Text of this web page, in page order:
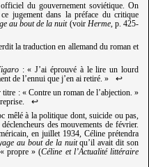
du gouvernement soviétique. On
jugement dans la préface du critique
au bout de la nuit(voir Herme, p. 425-
la traduction en allemand du roman et
: « J’ai éprouvé à le lire un lourd
de l’ennui que j’en ai retiré. »
↩︎
titre : « Contre un roman de l’abjection. »
↩︎
mêlé à la politique dont, suicide ou pas,
des mouvements de février.
en juillet 1934, Céline prétendra
au bout de la nuitqu’il avait dit son
propre » (Céline et l’Actualité littéraire